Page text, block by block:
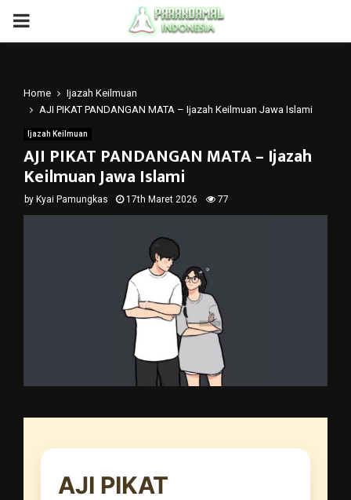
PRIMARY
Home
Ijazah Keilmuan
AJI PIKAT PANDANGAN MATA – Ijazah Keilmuan Jawa Islami
Ijazah Keilmuan
AJI PIKAT PANDANGAN MATA – Ijazah
Keilmuan Jawa Islami
by Kyai Pamungkas 17th Maret 2026 77
AJI PIKAT